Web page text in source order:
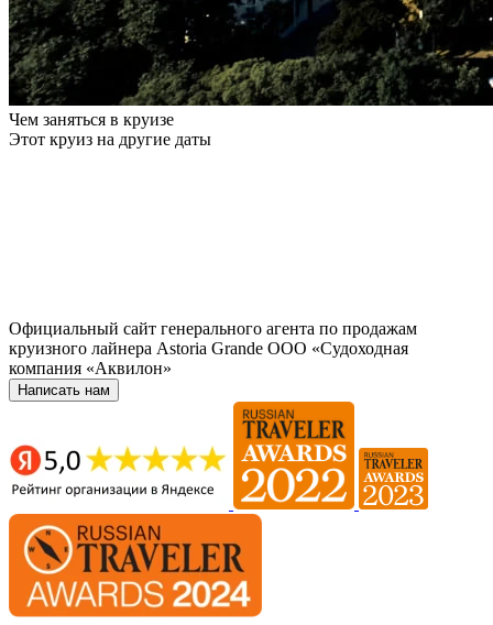
Чем заняться в круизе
Этот круиз на другие даты
Официальный сайт генерального агента по продажам
круизного лайнера Astoria Grande ООО «Судоходная
компания «Аквилон»
Написать нам